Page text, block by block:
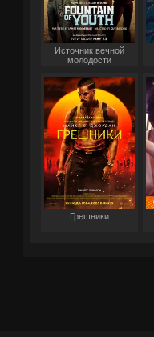
Источник вечной
молодости
Грешники